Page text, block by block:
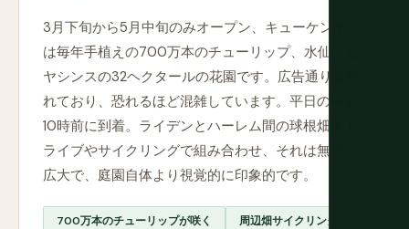
3月下旬から5月中旬のみオープン、キューケンホフ
は毎年手植えの700万本のチューリップ、水仙、ヒ
ヤシンスの32ヘクタールの花園です。広告通り並外
れており、恐れるほど混雑しています。平日の午前
10時前に到着。ライデンとハーレム間の球根畑をド
ライブやサイクリングで組み合わせ、それは無料で
広大で、庭園自体より視覚的に印象的です。
700万本のチューリップが咲く 周辺畑サイクリング